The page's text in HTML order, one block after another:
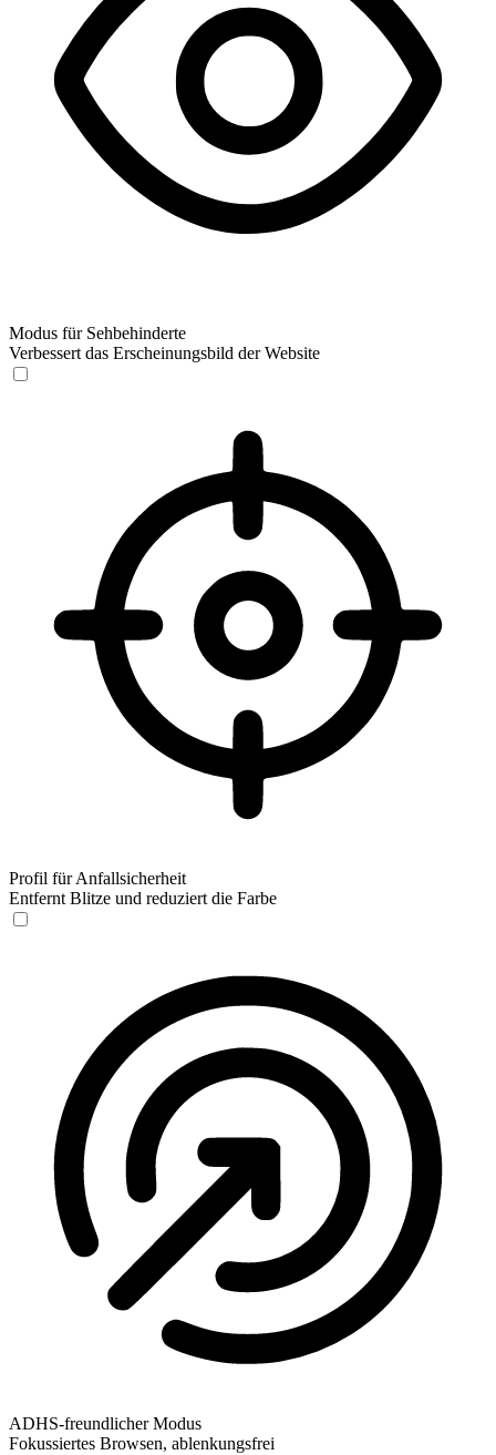
Modus für Sehbehinderte
Verbessert das Erscheinungsbild der Website
Profil für Anfallsicherheit
Entfernt Blitze und reduziert die Farbe
ADHS-freundlicher Modus
Fokussiertes Browsen, ablenkungsfrei